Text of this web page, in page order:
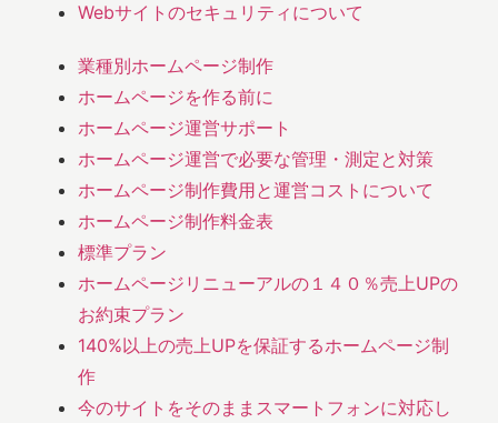
Webサイトのセキュリティについて
業種別ホームページ制作
ホームページを作る前に
ホームページ運営サポート
ホームページ運営で必要な管理・測定と対策
ホームページ制作費用と運営コストについて
ホームページ制作料金表
標準プラン
ホームページリニューアルの１４０％売上UPの
お約束プラン
140%以上の売上UPを保証するホームページ制
作
今のサイトをそのままスマートフォンに対応し